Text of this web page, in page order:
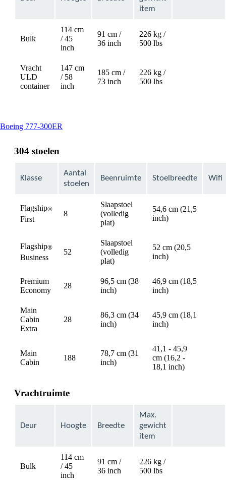
item
Bulk
114 cm
/ 45
inch
91 cm /
36 inch
226 kg /
500 lbs
Vracht
ULD
container
147 cm
/ 58
inch
185 cm /
73 inch
226 kg /
500 lbs
Boeing 777-300ER
304 stoelen
Klasse
Aantal
stoelen
Beenruimte Stoelbreedte Wifi
Flagship®
First
8
Slaapstoel
(volledig
plat)
54,6 cm (21,5
inch)
Flagship®
Business
52
Slaapstoel
(volledig
plat)
52 cm (20,5
inch)
Premium
Economy
28
96,5 cm (38
inch)
46,9 cm (18,5
inch)
Main
Cabin
Extra
28
86,3 cm (34
inch)
45,9 cm (18,1
inch)
Main
Cabin
188
78,7 cm (31
inch)
41,1 - 45,9
cm (16,2 -
18,1 inch)
Vrachtruimte
Deur Hoogte Breedte
Max.
gewicht
item
Bulk
114 cm
/ 45
inch
91 cm /
36 inch
226 kg /
500 lbs